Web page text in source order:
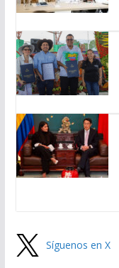
Síguenos en X